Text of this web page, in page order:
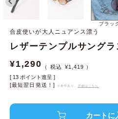
ブラッ
合皮使いが大人ニュアンス漂う
レザーテンプルサングラ
¥1,290 ¥1,419
[ 13 ポイント進呈 ]
[最短翌日発送！]
※条件あり、 詳細はこちら